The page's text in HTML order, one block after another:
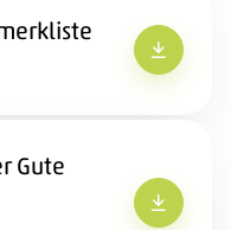
Gute